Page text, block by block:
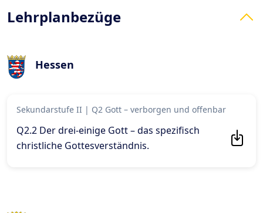
Lehrplanbezüge
Hessen
Sekundarstufe II | Q2 Gott – verborgen und offenbar
Q2.2 Der drei-einige Gott – das spezifisch
christliche Gottesverständnis.